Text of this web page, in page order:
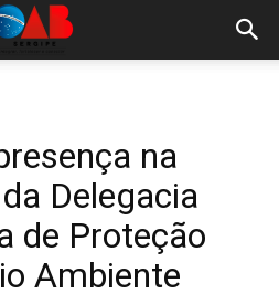
na
Delegacia
de Proteção
Ambiente